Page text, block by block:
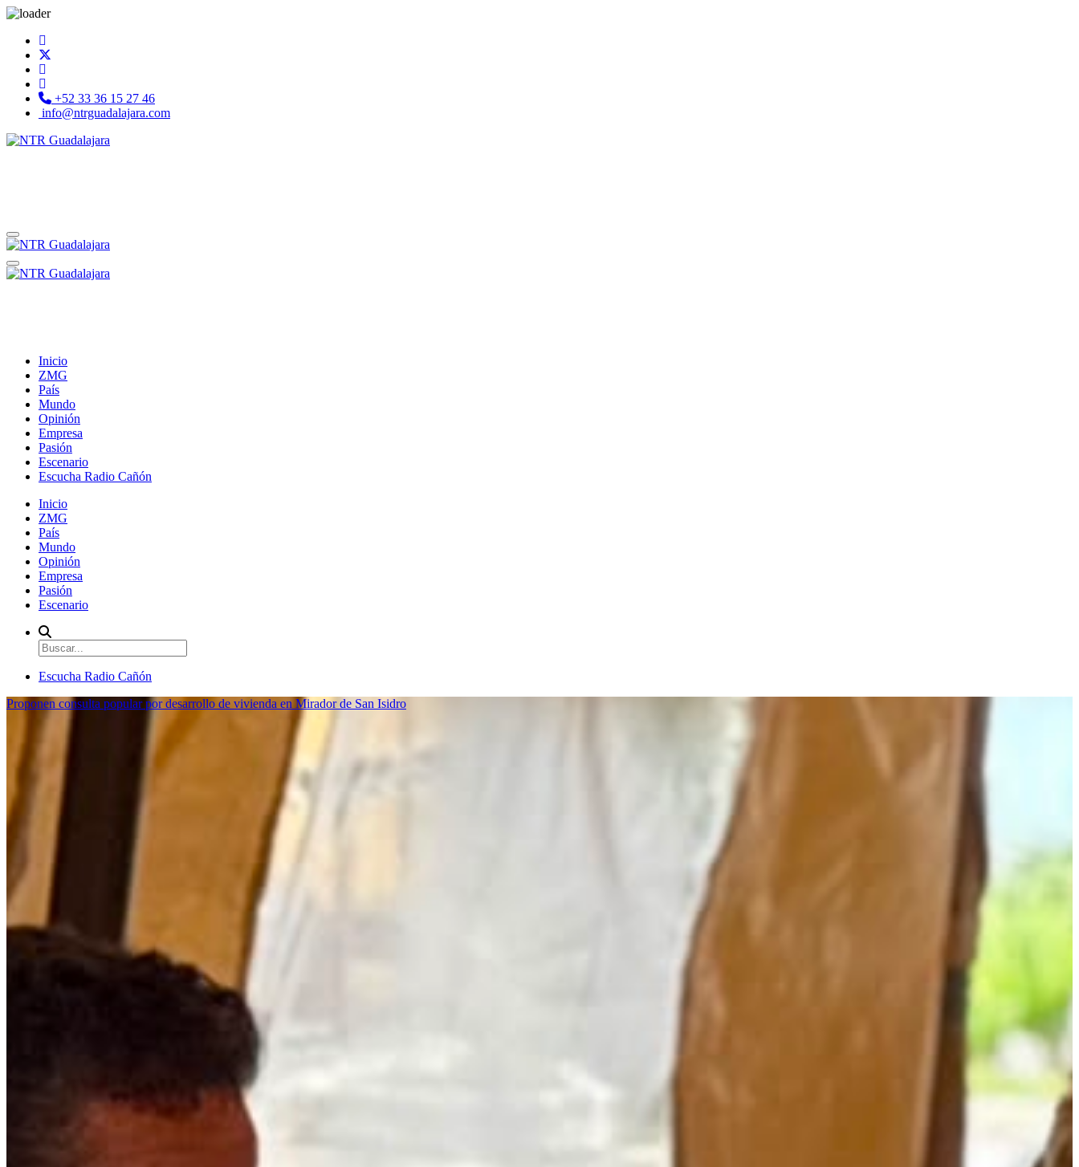
+52 33 36 15 27 46
info@ntrguadalajara.com
Inicio
ZMG
País
Mundo
Opinión
Empresa
Pasión
Escenario
Escucha Radio Cañón
Inicio
ZMG
País
Mundo
Opinión
Empresa
Pasión
Escenario
Escucha Radio Cañón
Proponen consulta popular por desarrollo de vivienda en Mirador de San Isidro